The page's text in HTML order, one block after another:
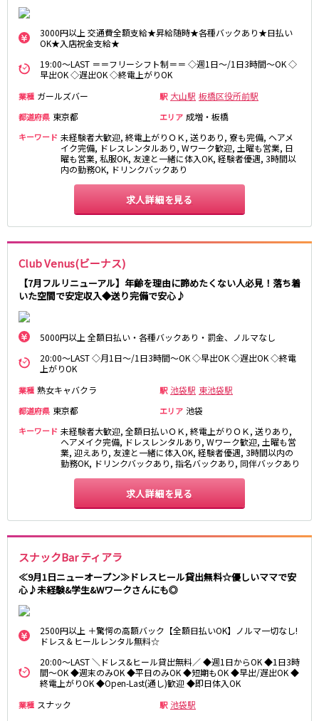
3000円以上 交通費全額支給★昇給随時★各種バックあり★日払い
OK★入店祝金支給★
19:00～LAST ＝＝フリーシフト制＝＝ ◇週1日～/1日3時間～OK ◇
早出OK ◇遅出OK ◇終電上がりOK
業種 ガールズバー 駅 大山駅 板橋区役所前駅
都道府県 東京都 エリア 成増・板橋
キーワード 未経験者大歓迎, 終電上がりＯＫ, 送りあり, 寮も完備, ヘアメ
イク完備, ドレスレンタルあり, Wワーク歓迎, 土曜も営業, 日
曜も営業, 私服OK, 友達と一緒に体入OK, 経験者優遇, 3時間以
内の勤務OK, ドリンクバックあり
求人詳細を見る
Club Venus(ビーナス)
【7月フルリニューアル】年齢を理由に諦めたくない人必見！落ち着
いた空間で安定収入◆送り完備で安心♪
5000円以上 全額日払い・各種バックあり・罰金、ノルマなし
20:00～LAST ◇月1日～/1日3時間～OK ◇早出OK ◇遅出OK ◇終電
上がりOK
業種 熟女キャバクラ 駅 池袋駅 東池袋駅
都道府県 東京都 エリア 池袋
キーワード 未経験者大歓迎, 全額日払いＯＫ, 終電上がりＯＫ, 送りあり,
ヘアメイク完備, ドレスレンタルあり, Wワーク歓迎, 土曜も営
業, 迎えあり, 友達と一緒に体入OK, 経験者優遇, 3時間以内の
勤務OK, ドリンクバックあり, 指名バックあり, 同伴バックあり
求人詳細を見る
スナックBar ティアラ
≪9月1日ニューオープン≫ドレスヒール貸出無料☆優しいママで安
心♪未経験&学生&Wワークさんにも◎
2500円以上 ＋驚愕の高額バック【全額日払いOK】ノルマ一切なし!
ドレス＆ヒールレンタル無料☆
20:00～LAST ＼ドレス&ヒール貸出無料／ ◆週1日からOK ◆1日3時
間～OK ◆週末のみOK ◆平日のみOK ◆短期もOK ◆早出/遅出OK ◆
終電上がりOK ◆Open-Last(通し)歓迎 ◆即日体入OK
業種 スナック 駅 池袋駅
経堂駅
小田急相模原駅
豪徳寺駅
海老名駅
JR東海道本線
新橋駅
川崎駅
横浜駅
藤沢駅
平塚駅
大船駅
大磯駅
茅ヶ崎駅
辻堂駅
小田原駅
東急東横線
横浜駅
渋谷駅
武蔵小杉駅
中目黒駅
新丸子駅
学芸大学駅
綱島駅
祐天寺駅
元住吉駅
菊名駅
東急目黒線
武蔵小杉駅
新丸子駅
目黒駅
武蔵小山駅
JR常磐線(上野～取手)
北千住駅
綾瀬駅
日暮里駅
新松戸駅
亀有駅
東京メトロ千代田線
北千住駅 赤坂駅